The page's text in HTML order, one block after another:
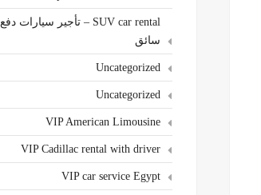
سائق
Uncategorized
Uncategorized
VIP American Limousine
VIP Cadillac rental with driver
VIP car service Egypt